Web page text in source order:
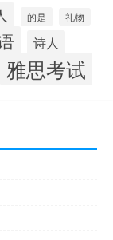
的是 礼物
诗人
雅思考试